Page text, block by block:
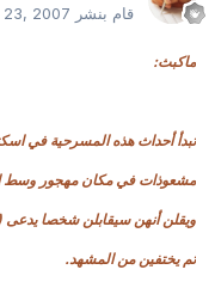
قام بنشر 23, 2007
ماكبث:
تبدأ أحداث هذه المسرحية في
مشعوذات في مكان مهجور وسط
ويقلن أنهن سيقابلن شخصا يدعى
ثم يختفين من المشهد.